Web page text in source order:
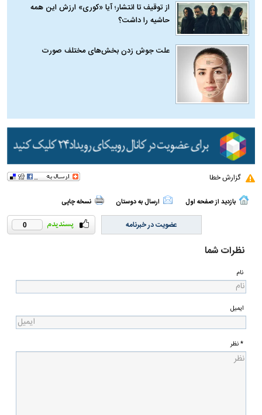
از توقیف تا انتشار؛ آیا «کوری» ارزش این همه
حاشیه را داشت؟
علت جوش زدن بخش‌های مختلف صورت
گزارش خطا
بازدید از صفحه اول ارسال به دوستان نسخه چاپی
0 عضویت در خبرنامه
نظرات شما
نام
ایمیل
* نظر